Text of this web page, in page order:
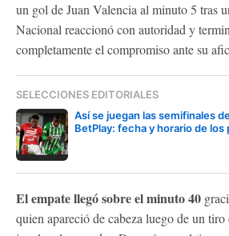
un gol de Juan Valencia al minuto 5 tras
Nacional reaccionó con autoridad y
completamente el compromiso ante su
SELECCIONES EDITORIALES
Así se juegan las semifinales
BetPlay: fecha y horario de los
El empate llegó sobre el minuto 40
quien apareció de cabeza luego de un tiro